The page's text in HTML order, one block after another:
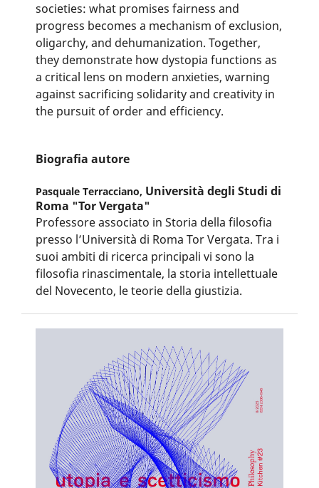
societies: what promises fairness and
progress becomes a mechanism of exclusion,
oligarchy, and dehumanization. Together,
they demonstrate how dystopia functions as
a critical lens on modern anxieties, warning
against sacrificing solidarity and creativity in
the pursuit of order and efficiency.
Biografia autore
Pasquale Terracciano, Università degli Studi di
Roma "Tor Vergata"
Professore associato in Storia della filosofia
presso l’Università di Roma Tor Vergata. Tra i
suoi ambiti di ricerca principali vi sono la
filosofia rinascimentale, la storia intellettuale
del Novecento, le teorie della giustizia.